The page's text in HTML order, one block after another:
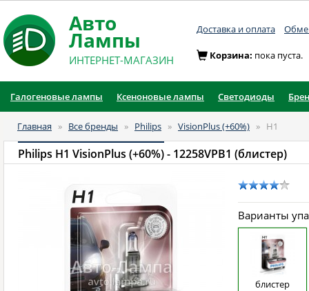
Авто
Лампы
ИНТЕРНЕТ-МАГАЗИН
Доставка и оплата
Корзина: пока пуста.
Галогеновые лампы Ксеноновые лампы Светодиоды
Главная » Все бренды » Philips » VisionPlus (+60%) » H1
Philips H1 VisionPlus (+60%)- 12258VPB1 (блистер)
Варианты
блистер